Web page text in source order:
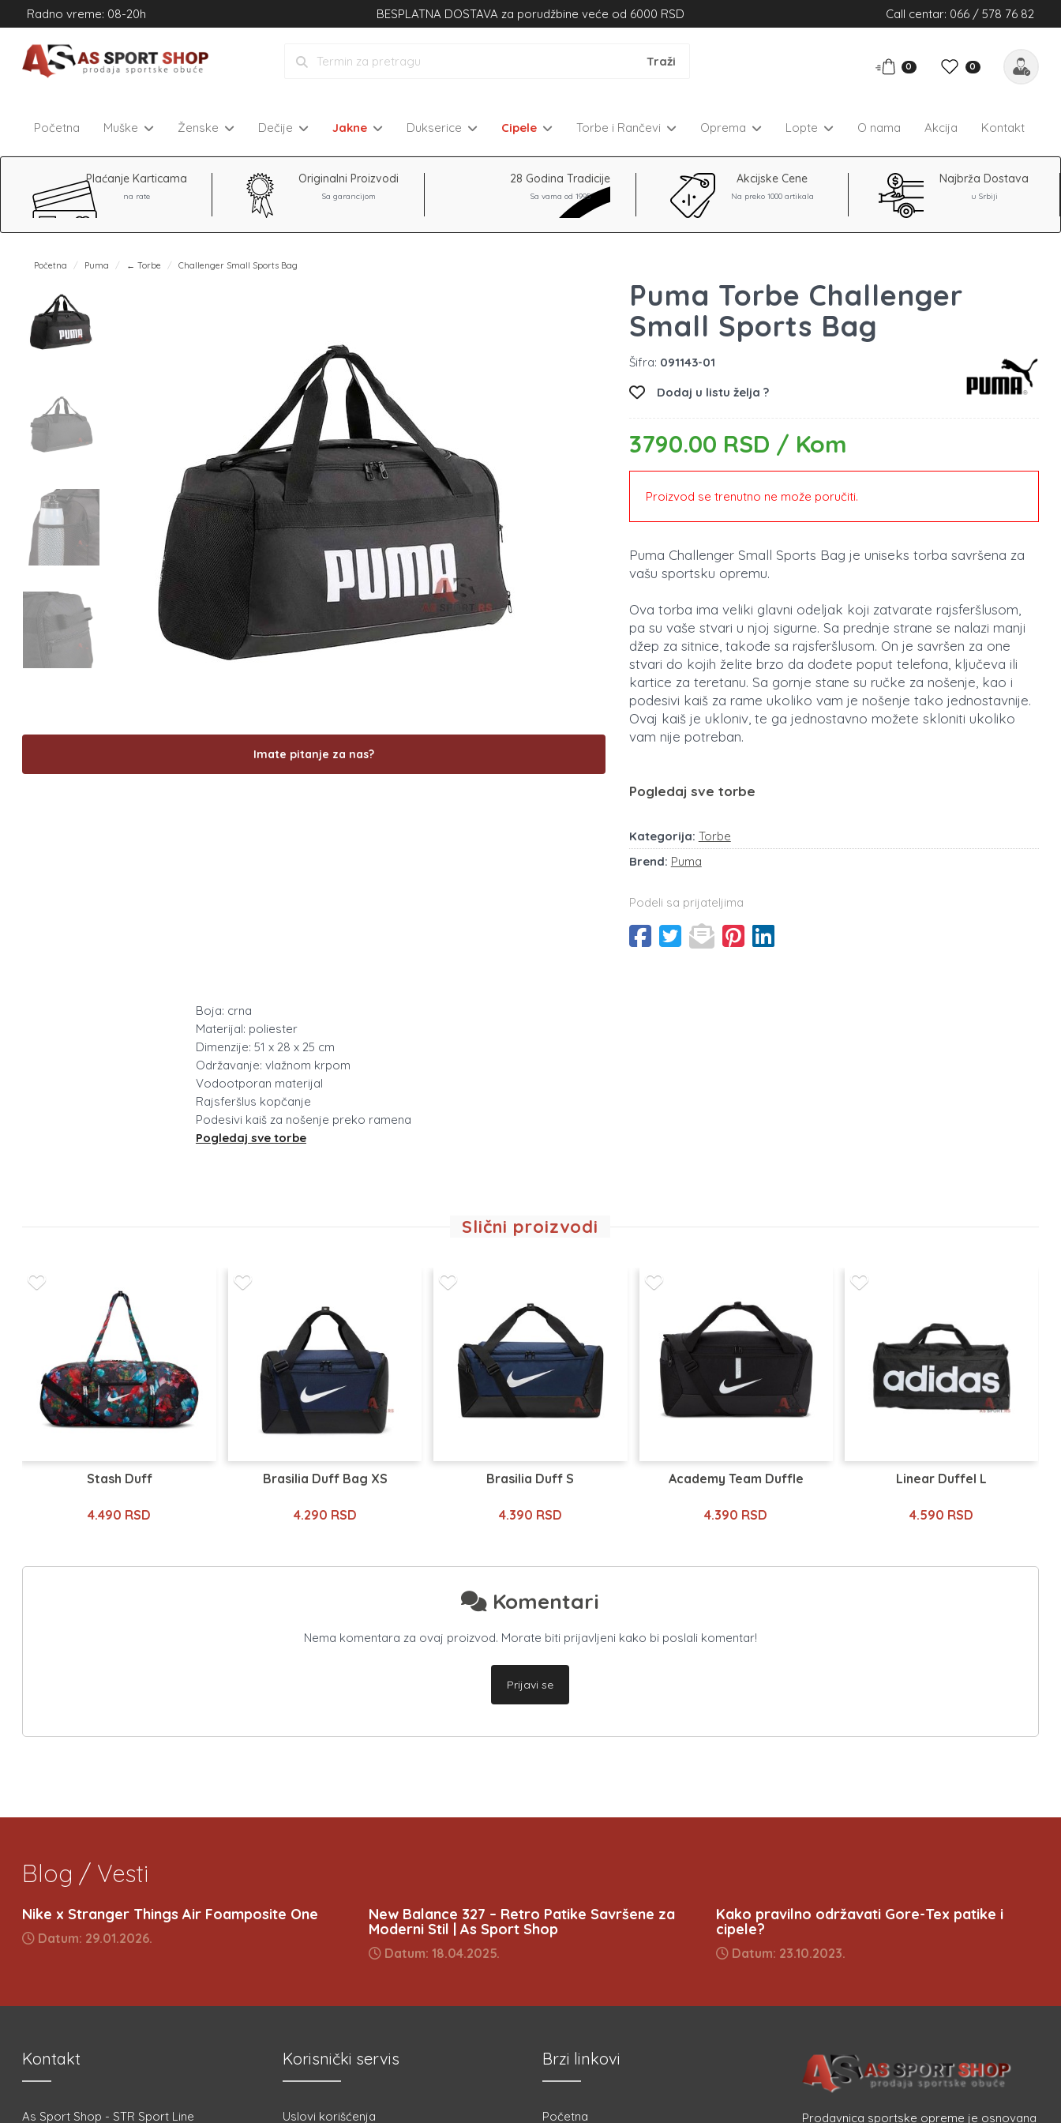
Radno vreme: 08-20h BESPLATNA DOSTAVA za porudžbine veće od 6000 RSD Call centar: 066 / 578 76 82
0 0
Početna Muške Ženske Dečije Jakne Dukserice Cipele Torbe i Rančevi Oprema Lopte O nama Akcija Kontakt
Plaćanje Karticama
na rate
Originalni Proizvodi
Sa garancijom
28 Godina Tradicije
Sa vama od 1995
Akcijske Cene
Na preko 1000 artikala
Najbrža Dostava
u Srbiji
Početna Puma ← Torbe Challenger Small Sports Bag
Imate pitanje za nas?
Puma Torbe Challenger
Small Sports Bag
Šifra: 091143-01
Dodaj u listu želja ?
3790.00 RSD / Kom
Proizvod se trenutno ne može poručiti.
Puma Challenger Small Sports Bag je uniseks torba savršena za
vašu sportsku opremu.
Ova torba ima veliki glavni odeljak koji zatvarate rajsferšlusom,
pa su vaše stvari u njoj sigurne. Sa prednje strane se nalazi manji
džep za sitnice, takođe sa rajsferšlusom. On je savršen za one
stvari do kojih želite brzo da dođete poput telefona, ključeva ili
kartice za teretanu. Sa gornje stane su ručke za nošenje, kao i
podesivi kaiš za rame ukoliko vam je nošenje tako jednostavnije.
Ovaj kaiš je ukloniv, te ga jednostavno možete skloniti ukoliko
vam nije potreban.
Pogledaj sve torbe
Kategorija: Torbe
Brend: Puma
Podeli sa prijateljima
Boja: crna
Materijal: poliester
Dimenzije: 51 x 28 x 25 cm
Održavanje: vlažnom krpom
Vodootporan materijal
Rajsferšlus kopčanje
Podesivi kaiš za nošenje preko ramena
Pogledaj sve torbe
Slični proizvodi
Stash Duff
4.490 RSD
Brasilia Duff Bag XS
4.290 RSD
Brasilia Duff S
4.390 RSD
Academy Team Duffle
4.390 RSD
Linear Duffel L
4.590 RSD
Komentari
Nema komentara za ovaj proizvod. Morate biti prijavljeni kako bi poslali komentar!
Prijavi se
Blog / Vesti
Nike x Stranger Things Air Foamposite One
Datum: 29.01.2026.
New Balance 327 – Retro Patike Savršene za
Moderni Stil | As Sport Shop
Datum: 18.04.2025.
Kako pravilno održavati Gore-Tex patike i
cipele?
Datum: 23.10.2023.
Kontakt
As Sport Shop - STR Sport Line
Korisnički servis
Uslovi korišćenja
Brzi linkovi
Početna Prodavnica sportske opreme je osnovana